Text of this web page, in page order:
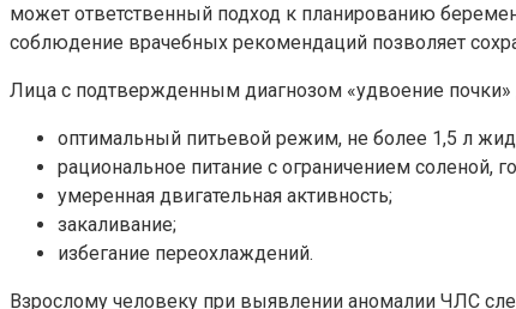
может ответственный подход к планированию
соблюдение врачебных рекомендаций позволяет
Лица с подтвержденным диагнозом «удвоение
оптимальный питьевой режим, не более 1,5 л
рациональное питание с ограничением соленой,
умеренная двигательная активность;
закаливание;
избегание переохлаждений.
Взрослому человеку при выявлении аномалии ЧЛС